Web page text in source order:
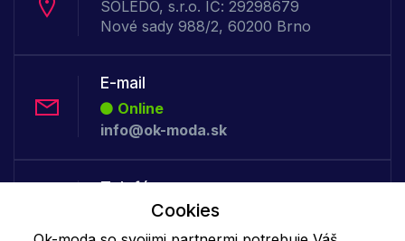
SOLEDO, s.r.o. IČ: 29298679
Nové sady 988/2, 60200 Brno
E-mail
Online
info@ok-moda.sk
Telefón:
Offline
+421 277 278 079
Cookies